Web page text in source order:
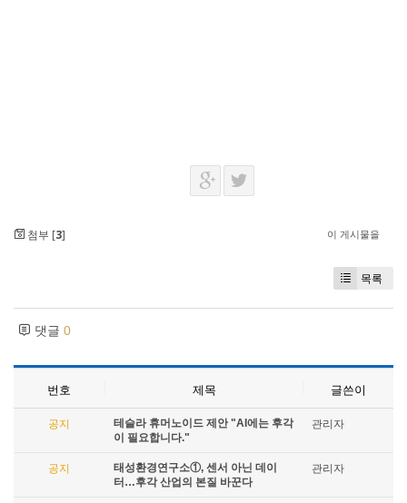
첨부 [3] 이 게시물을
목록
댓글 0
번호 제목 글쓴이
공지
테슬라 휴머노이드 제안 "AI에는 후각
이 필요합니다."
관리자
공지
태성환경연구소①, 센서 아닌 데이
터…후각 산업의 본질 바꾼다
관리자